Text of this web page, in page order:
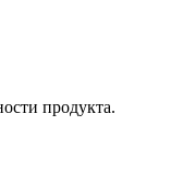
продукта.